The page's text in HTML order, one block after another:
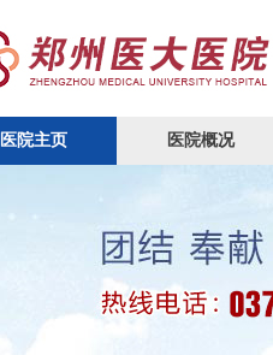
医院主页 医院概况